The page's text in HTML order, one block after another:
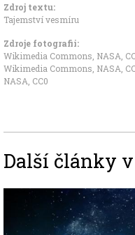
Zdroj textu:
Tajemství vesmíru
Zdroje fotografii:
Wikimedia Commons, NASA
Wikimedia Commons, NASA
NASA CC0
Další články
Image